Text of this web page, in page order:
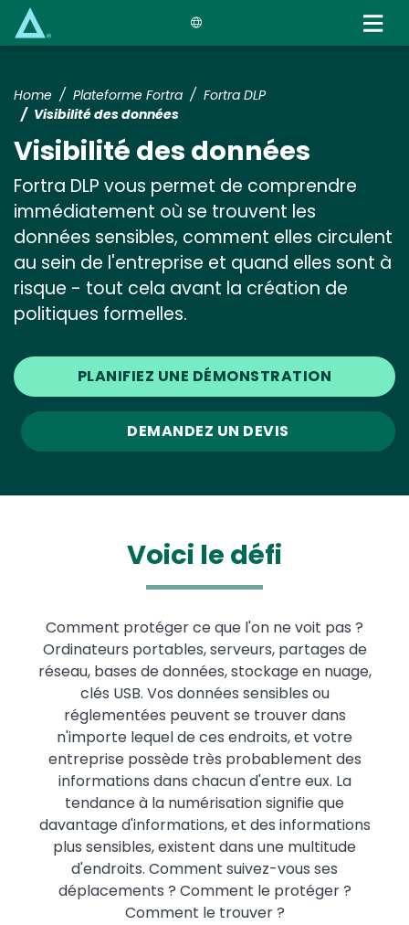
Home Plateforme Fortra
Fortra DLP
Visibilité des données
Visibilité des données
Fortra DLP vous permet de comprendre
immédiatement où se trouvent les
données sensibles, comment elles circulent
au sein de l'entreprise et quand elles sont à
risque - tout cela avant la création de
politiques formelles.
PLANIFIEZ UNE DÉMONSTRATION
DEMANDEZ UN DEVIS
Voici le défi
Text
Comment protéger ce que l'on ne voit pas ?
Ordinateurs portables, serveurs, partages de
réseau, bases de données, stockage en nuage,
clés USB. Vos données sensibles ou
réglementées peuvent se trouver dans
n'importe lequel de ces endroits, et votre
entreprise possède très probablement des
informations dans chacun d'entre eux. La
tendance à la numérisation signifie que
davantage d'informations, et des informations
plus sensibles, existent dans une multitude
d'endroits. Comment suivez-vous ses
déplacements ? Comment le protéger ?
Comment le trouver ?